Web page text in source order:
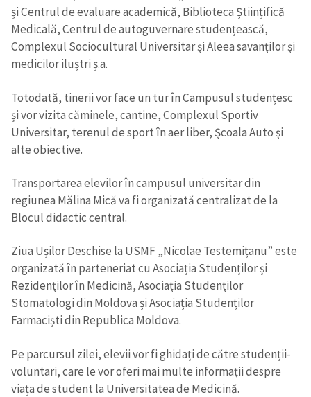
și Centrul de evaluare academică, Biblioteca Științifică
Medicală, Centrul de autoguvernare studențească,
Complexul Sociocultural Universitar și Aleea savanților și
medicilor iluștri ș.a.
Totodată, tinerii vor face un tur în Campusul studențesc
și vor vizita căminele, cantine, Complexul Sportiv
Universitar, terenul de sport în aer liber, Școala Auto şi
alte obiective.
Transportarea elevilor în campusul universitar din
regiunea Mălina Mică va fi organizată centralizat de la
Blocul didactic central.
Ziua Ușilor Deschise la USMF „Nicolae Testemițanu” este
organizată în parteneriat cu Asociația Studenților și
Rezidenților în Medicină, Asociația Studenților
Stomatologi din Moldova și Asociația Studenților
Farmaciști din Republica Moldova.
Pe parcursul zilei, elevii vor fi ghidați de către studenții-
voluntari, care le vor oferi mai multe informații despre
viața de student la Universitatea de Medicină.